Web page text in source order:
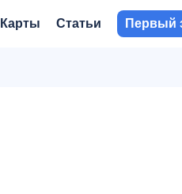
Карты Статьи Первый